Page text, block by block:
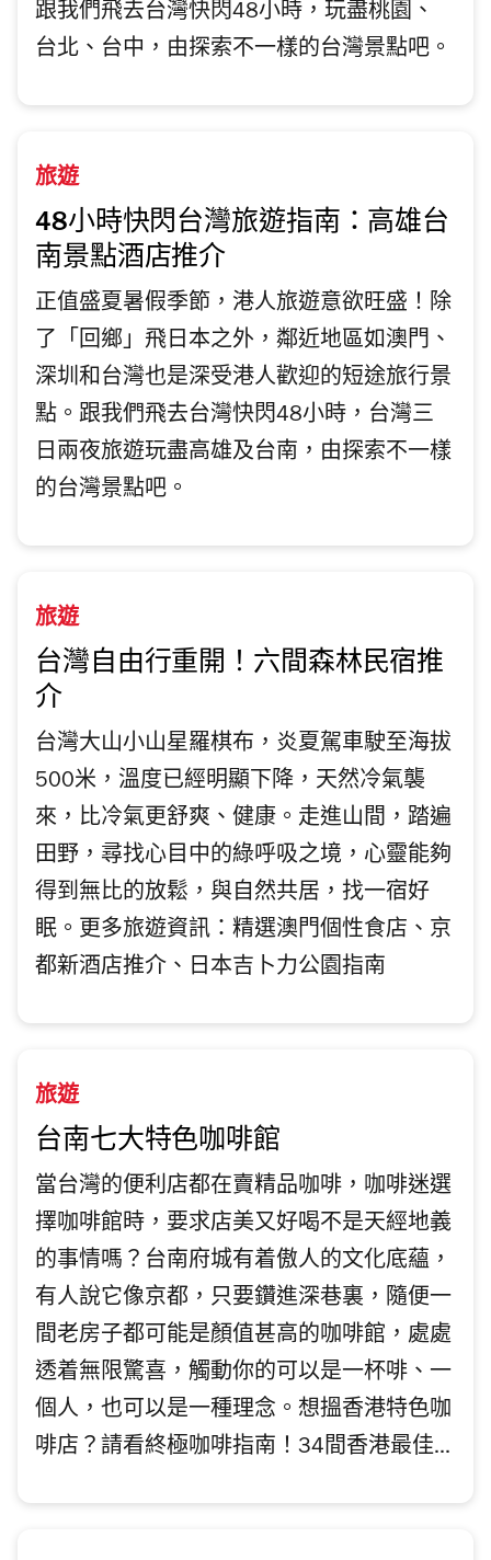
跟我們飛去台灣快閃48小時，玩盡桃園、
台北、台中，由探索不一樣的台灣景點吧。
旅遊
48小時快閃台灣旅遊指南：高雄台
南景點酒店推介
正值盛夏暑假季節，港人旅遊意欲旺盛！除
了「回鄉」飛日本之外，鄰近地區如澳門、
深圳和台灣也是深受港人歡迎的短途旅行景
點。跟我們飛去台灣快閃48小時，台灣三
日兩夜旅遊玩盡高雄及台南，由探索不一樣
的台灣景點吧。
旅遊
台灣自由行重開！六間森林民宿推
介
台灣大山小山星羅棋布，炎夏駕車駛至海拔
500米，溫度已經明顯下降，天然冷氣襲
來，比冷氣更舒爽、健康。走進山間，踏遍
田野，尋找心目中的綠呼吸之境，心靈能夠
得到無比的放鬆，與自然共居，找一宿好
眠。更多旅遊資訊：精選澳門個性食店、京
都新酒店推介、日本吉卜力公園指南
旅遊
台南七大特色咖啡館
當台灣的便利店都在賣精品咖啡，咖啡迷選
擇咖啡館時，要求店美又好喝不是天經地義
的事情嗎？台南府城有着傲人的文化底蘊，
有人說它像京都，只要鑽進深巷裏，隨便一
間老房子都可能是顏值甚高的咖啡館，處處
透着無限驚喜，觸動你的可以是一杯啡、一
個人，也可以是一種理念。想搵香港特色咖
啡店？請看終極咖啡指南！34間香港最佳...